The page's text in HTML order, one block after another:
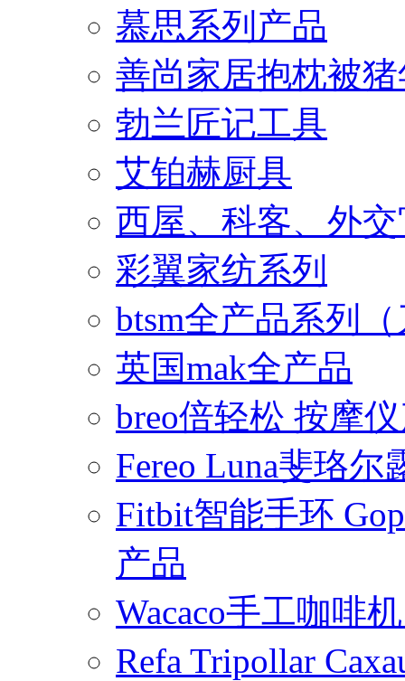
慕思系列产品
善尚家居抱枕被
勃兰匠记工具
艾铂赫厨具
西屋、科客、外
彩翼家纺系列
btsm全产品系列
英国mak全产品
breo倍轻松 按摩
Fereo Luna斐珞
Fitbit智能手环
产品
Wacaco手工咖啡
Refa Tripollar